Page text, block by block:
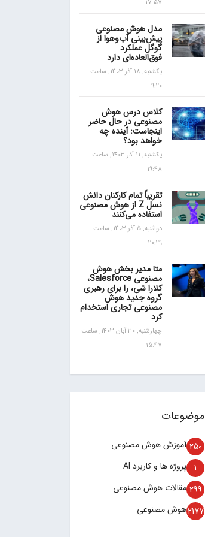
17:57
مدل هوش مصنوعی
پیش‌بینی آب‌و‌هوا از
گوگل عملکرد
فوق‌العاده‌ای دارد
یکشنبه, 18 آذر 1403, ساعت
9:20
کلاس درس هوش
مصنوعی در حال حاضر
اینجاست: آینده چه
خواهد بود؟
یکشنبه, 11 آذر 1403, ساعت
19:48
تقریباً تمام کارکنان دانش
نسل Z از هوش مصنوعی
استفاده می‌کنند
دوشنبه, 5 آذر 1403, ساعت
20:29
متا مدیر بخش هوش
مصنوعی Salesforce،
کلارا شی، را برای رهبری
گروه جدید هوش
مصنوعی تجاری استخدام
کرد
چهارشنبه, 30 آبان 1403, ساعت
15:47
موضوعات
آموزش هوش مصنوعی 250
پروژه ها و کاربرد AI 1
مقالات هوش مصنوعی 299
هوش مصنوعی2177